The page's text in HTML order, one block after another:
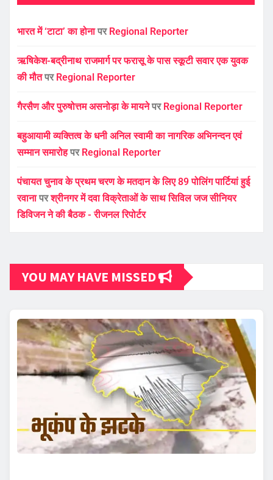
भारत में ‘टाटा’ का होनापर Regional Reporter
ऋषिकेश-बद्रीनाथ राजमार्ग पर फरासू के पास स्कूटी सवार एक युवक
की मौतपर Regional Reporter
गैरसैण और पुरुषोत्तम असनोड़ा के मायनेपर Regional Reporter
बहुआयामी व्यक्तित्व के धनी अनिल स्वामी का नागरिक अभिनन्दन एवं
सम्मान समारोहपर Regional Reporter
पंचायत चुनाव के प्रथम चरण के मतदान के लिए 89 पोलिंग पार्टियां हुई
रवानापरश्रीनगर में दवा विक्रेताओं के साथ सिविल जज सीनियर
डिविजन ने की बैठक - रीजनल रिपोर्टर
YOU MAY HAVE MISSED